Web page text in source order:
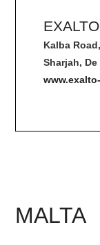
Kalba
Sharjah,
MALTA